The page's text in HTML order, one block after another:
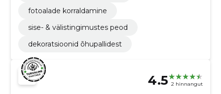
fotoalade korraldamine
sise- & välistingimustes peod
dekoratsioonid õhupallidest
4.5 2 hinnangut